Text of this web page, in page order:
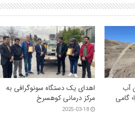
در
بازدید سرزده فرماندار شهرستان
کوهسرخ از دستگاه‌های
خدمات‌رسان